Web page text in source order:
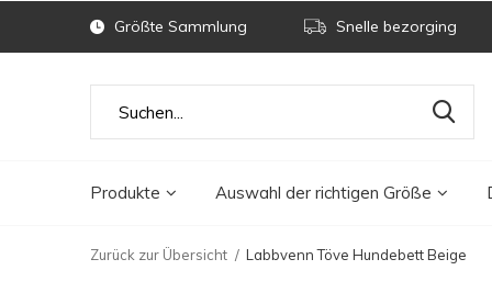
Produkte Auswahl der richtigen Größe
Größte Sammlung Snelle bezorging
Zurück zur Übersicht Labbvenn Töve Hundebett Beige